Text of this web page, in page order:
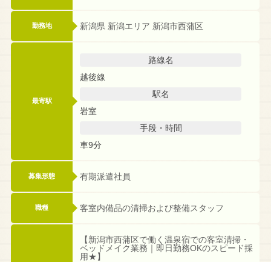
勤務地 新潟県 新潟エリア 新潟市西蒲区
最寄駅
路線名
越後線
駅名
岩室
手段・時間
車9分
募集形態 有期派遣社員
職種 客室内備品の清掃および整備スタッフ
【新潟市西蒲区で働く温泉宿での客室清掃・
ベッドメイク業務｜即日勤務OKのスピード採
用★】